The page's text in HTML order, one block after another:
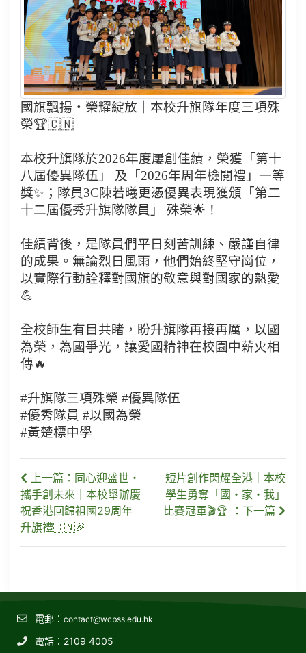
國旗飄揚・榮耀綻放｜本校升旗隊年度三項殊
榮🏆🇨🇳
本校升旗隊於2026年度屢創佳績，榮獲「第十
八屆優異隊伍」 及「2026年周年檢閱禮」一等
獎✨；隊員3C陳若曦更憑優異表現獲頒「第二
十二屆優秀升旗隊隊員」 殊榮🌟！
佳績背後，是隊員們平日刻苦訓練、嚴謹自律
的成果。無論烈日風雨，他們始終堅守崗位，
以實際行動詮釋對國旗的敬意與對國家的熱愛
💪
全校師生有目共睹，盼升旗隊再接再厲，以國
為榮，為國爭光，讓愛國精神在校園中薪火相
傳🔥
#升旗隊三項殊榮 #優異隊伍
#優秀隊員 #以國為榮
#黃楚標中學
上一篇：同心迎盛世・
攜手創未來｜本校舉辦慶
祝香港回歸祖國29周年
升旗禮🇨🇳🎉
短片創作閃耀全港｜本校
學生勇奪「國・家・我」
比賽冠軍🎬🏆 ：下一篇
電郵： contact@wcbss.edu.hk
電話：2109 4005